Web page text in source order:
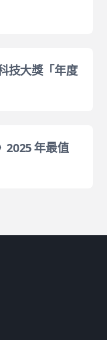
技大獎「年度
2025 年最值